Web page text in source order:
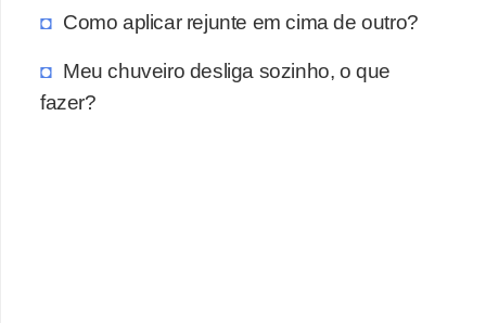
Como aplicar rejunte em cima de outro?
Meu chuveiro desliga sozinho, o que
fazer?
v
i
s